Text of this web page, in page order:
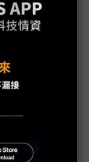
挑戰
用PC市場｜
EP55